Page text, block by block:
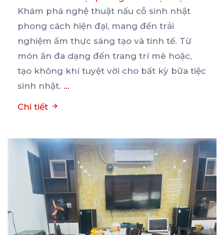
Khám phá nghệ thuật nấu cỗ sinh nhật
phong cách hiện đại, mang đến trải
nghiệm ẩm thực sáng tạo và tinh tế. Từ
món ăn đa dạng đến trang trí mê hoặc,
tạo không khí tuyệt vời cho bất kỳ bữa tiệc
sinh nhật. ...
Chi tiết